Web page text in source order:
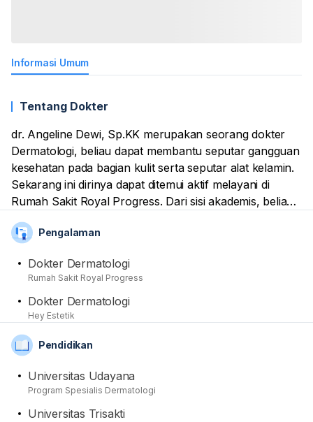
Informasi Umum
Tentang Dokter
dr. Angeline Dewi, Sp.KK merupakan seorang dokter
Dermatologi, beliau dapat membantu seputar gangguan
kesehatan pada bagian kulit serta seputar alat kelamin.
Sekarang ini dirinya dapat ditemui aktif melayani di
Rumah Sakit Royal Progress. Dari sisi akademis, beliau
merupakan alumnus pendidikan medis dari Universitas
Udayana. Tidak lupa, sebagai profesional
para pasien aneka layanan kesehatan. Mulai dari
pemeriksaan awal, pemberian resep obat, hingga
tindakan medis yang diperlukan. Tidak lupa, ketika
berkonsultasi turut memberikan anjuran dan saran
edukatif untuk perawatan kepada para pasien yang
membutuhkan. Terakhir namanya juga terdaftar dan
tercatat sebagai anggota aktif dari organisasi Ikatan
Dokter Indonesia (IDI) dan Perhimpunan Dokter
Pengalaman
Dokter Dermatologi
Rumah Sakit Royal Progress
Dokter Dermatologi
Hey Estetik
Pendidikan
Universitas Udayana
Program Spesialis Dermatologi
Universitas Trisakti